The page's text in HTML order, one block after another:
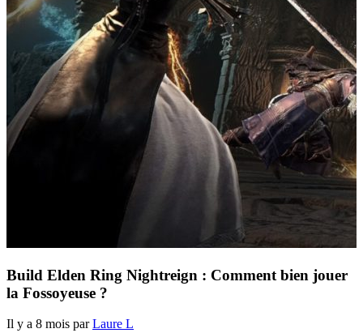
Build Elden Ring Nightreign : Comment bien jouer
la Fossoyeuse ?
Il y a 8 mois parLaure L